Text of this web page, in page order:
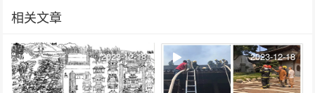
相关文章
2023-12-18 2023-12-18